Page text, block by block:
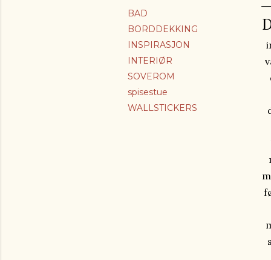
BAD
BORDDEKKING
INSPIRASJON
INTERIØR
SOVEROM
spisestue
WALLSTICKERS